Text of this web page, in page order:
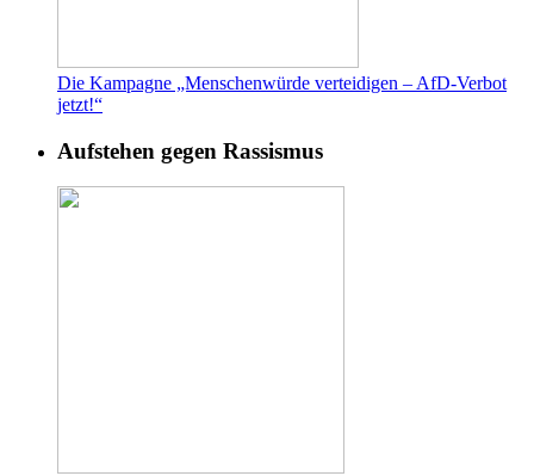
Die Kampagne „Menschenwürde verteidigen – AfD-Verbot
jetzt!“
Aufstehen gegen Rassismus